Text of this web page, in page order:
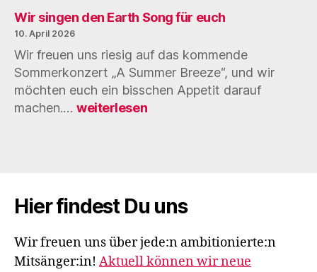
Breeze
Reminder
Wir singen den Earth Song für euch
10. April 2026
Wir freuen uns riesig auf das kommende
Sommerkonzert „A Summer Breeze“, und wir
möchten euch ein bisschen Appetit darauf
machen.… Wir
euch
weiterlesen
Hier findest Du uns
Wir freuen uns über jede:n ambitionierte:n
Mitsänger:in! Aktuell können wir neue